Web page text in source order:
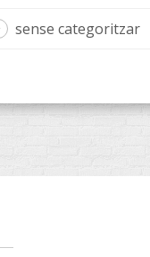
sense categoritzar